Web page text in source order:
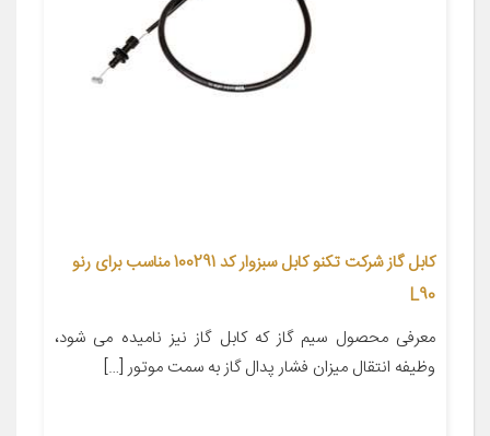
کابل گاز شرکت تکنو کابل سبزوار کد 100291 مناسب برای رنو
L90
معرفی محصول سیم گاز که کابل گاز نیز نامیده می شود،
وظیفه انتقال میزان فشار پدال گاز به سمت موتور […]